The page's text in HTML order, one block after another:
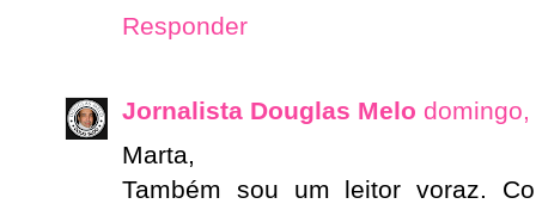
Responder
Jornalista Douglas Melo
Marta,
Também sou um leitor voraz.